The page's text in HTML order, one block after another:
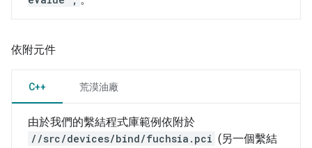
依附元件
C++ 荒漠油廠
由於我們的繫結程式庫範例依附於
//src/devices/bind/fuchsia.pci (另一個繫結